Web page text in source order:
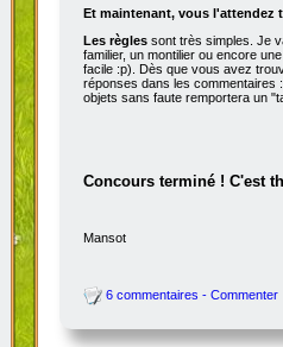
Et maintenant, vous l'attendez
Les règles sont très simples. Je
familier, un montilier ou encore
facile :p). Dès que vous avez
réponses dans les commentaires
objets sans faute remportera un
Concours terminé ! C'est
Mansot
6 commentaires - Commenter